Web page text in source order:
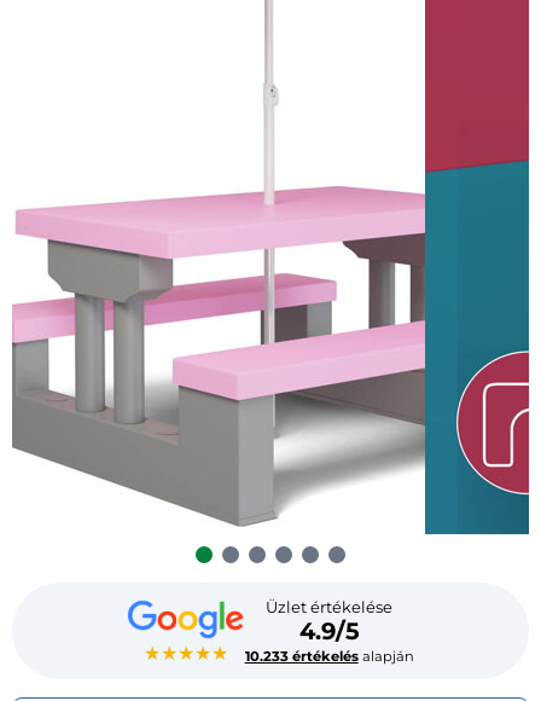
★★★★★
Üzlet értékelése
4.9/5
10.233 értékelésalapján